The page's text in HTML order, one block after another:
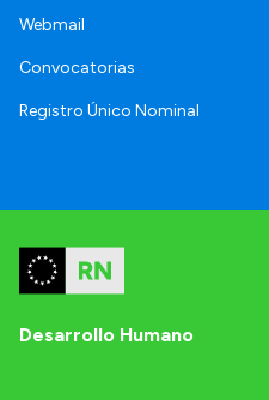
Webmail
Convocatorias
Registro Único Nominal
Desarrollo Humano